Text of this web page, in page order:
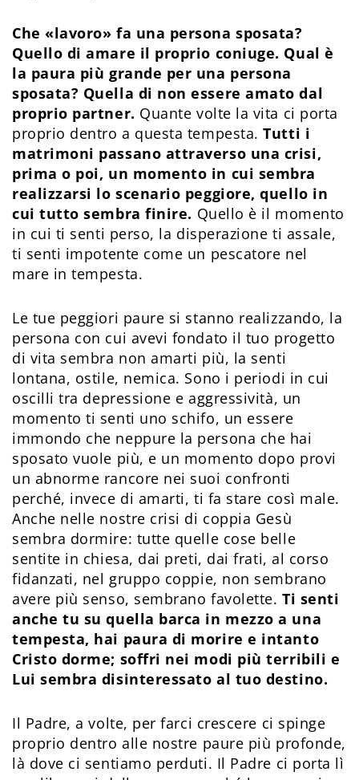
Che «lavoro» fa una persona sposata?
Quello di amare il proprio coniuge. Qual è
la paura più grande per una persona
sposata? Quella di non essere amato dal
proprio partner. Quante volte la vita ci porta
proprio dentro a questa tempesta.Tutti i
matrimoni passano attraverso una crisi,
prima o poi, un momento in cui sembra
realizzarsi lo scenario peggiore, quello in
cui tutto sembra finire. Quello è il momento
in cui ti senti perso, la disperazione ti assale,
ti senti impotente come un pescatore nel
mare in tempesta.
Le tue peggiori paure si stanno realizzando, la
persona con cui avevi fondato il tuo progetto
di vita sembra non amarti più, la senti
lontana, ostile, nemica. Sono i periodi in cui
oscilli tra depressione e aggressività, un
momento ti senti uno schifo, un essere
immondo che neppure la persona che hai
sposato vuole più, e un momento dopo provi
un abnorme rancore nei suoi confronti
perché, invece di amarti, ti fa stare così male.
Anche nelle nostre crisi di coppia Gesù
sembra dormire: tutte quelle cose belle
sentite in chiesa, dai preti, dai frati, al corso
fidanzati, nel gruppo coppie, non sembrano
avere più senso, sembrano favolette. Ti senti
anche tu su quella barca in mezzo a una
tempesta, hai paura di morire e intanto
Cristo dorme; soffri nei modi più terribili e
Lui sembra disinteressato al tuo destino.
Il Padre, a volte, per farci crescere ci spinge
proprio dentro alle nostre paure più profonde,
là dove ci sentiamo perduti. Il Padre ci porta lì